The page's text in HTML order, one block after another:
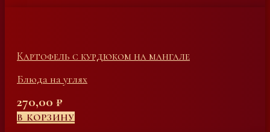
Картофель с курдюком на мангале
Блюда на углях
270,00 ₽
В КОРЗИНУ